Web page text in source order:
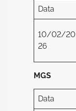
Data
10/02/20
26
MGS
Data